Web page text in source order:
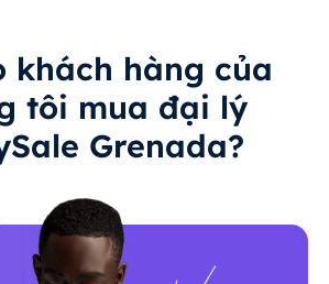
khách hàng của
tôi mua đại lý
Grenada?